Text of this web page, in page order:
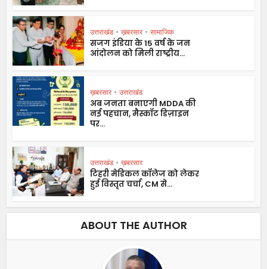
उत्तराखंड • ख़बरसार • सामाजिक
सजग इंडिया के 15 वर्ष के जन
आंदोलन को मिली राष्ट्रीय...
ख़बरसार • उत्तराखंड
अब जनता बनाएगी MDDA की
नई पहचान, मैस्कॉट डिज़ाइन
पर...
उत्तराखंड • ख़बरसार
टिहरी मेडिकल कॉलेज को लेकर
हुई विस्तृत चर्चा, CM से...
ABOUT THE AUTHOR